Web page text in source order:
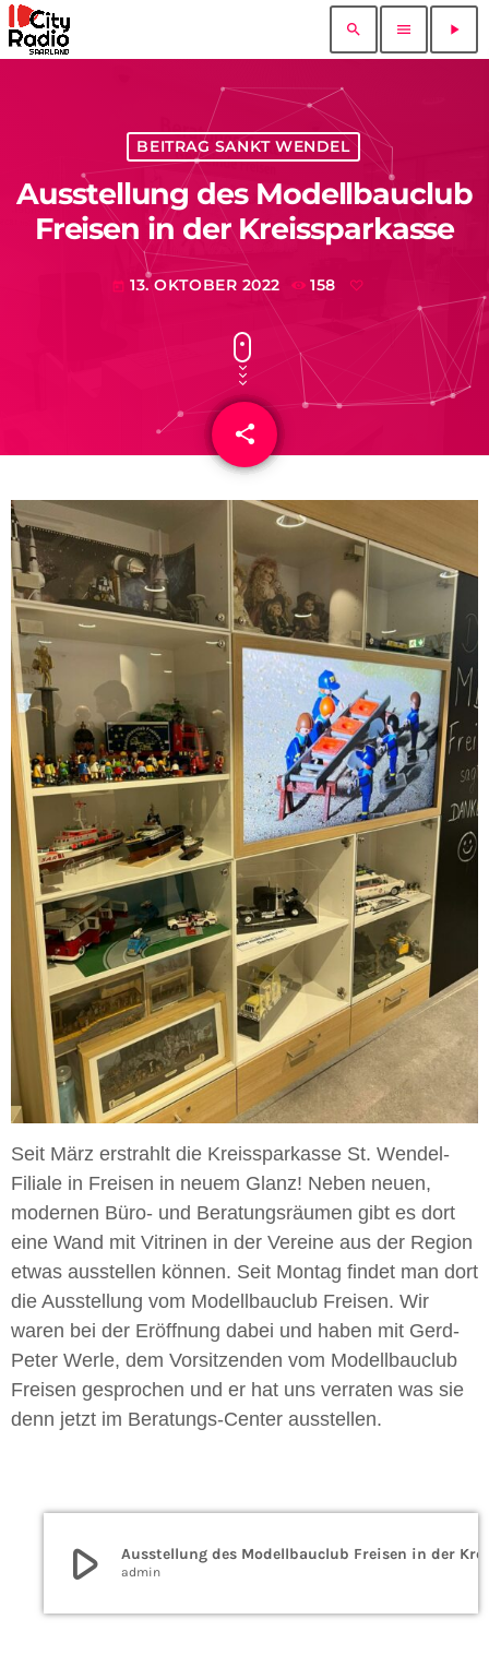
search menu play_arrow
BEITRAG SANKT WENDEL
Ausstellung des Modellbauclub
Freisen in der Kreissparkasse
today 13. OKTOBER 2022 158
share
email
Seit März erstrahlt die Kreissparkasse St. Wendel-
Filiale in Freisen in neuem Glanz! Neben neuen,
modernen Büro- und Beratungsräumen gibt es dort
eine Wand mit Vitrinen in der Vereine aus der Region
etwas ausstellen können. Seit Montag findet man dort
die Ausstellung vom Modellbauclub Freisen. Wir
waren bei der Eröffnung dabei und haben mit Gerd-
Peter Werle, dem Vorsitzenden vom Modellbauclub
Freisen gesprochen und er hat uns verraten was sie
denn jetzt im Beratungs-Center ausstellen.
play_arrow admin